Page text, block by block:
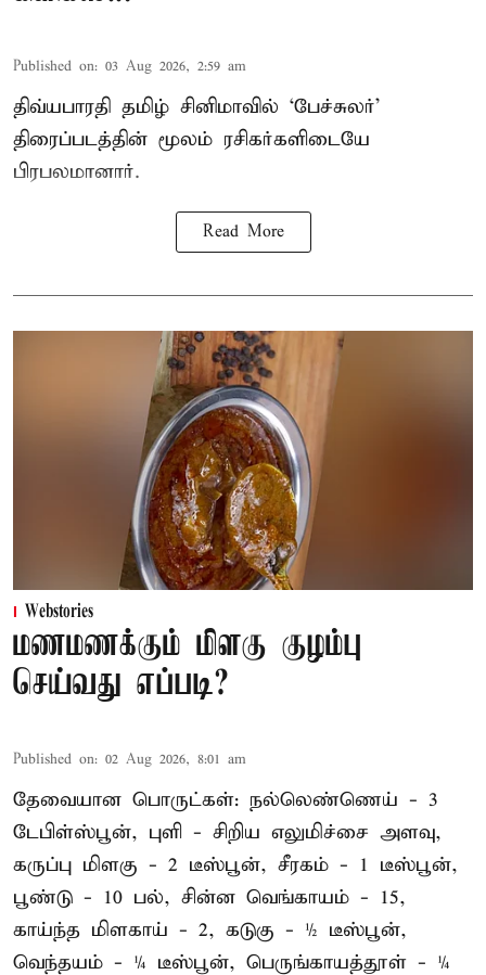
Published on: 03 Aug 2026, 2:59 am
திவ்யபாரதி தமிழ் சினிமாவில் ‘பேச்சுலர்’
திரைப்படத்தின் மூலம் ரசிகர்களிடையே
பிரபலமானார்.
Read More
Webstories
மணமணக்கும் மிளகு குழம்பு
செய்வது எப்படி?
Published on: 02 Aug 2026, 8:01 am
தேவையான பொருட்கள்: நல்லெண்ணெய் - 3
டேபிள்ஸ்பூன், புளி - சிறிய எலுமிச்சை அளவு,
கருப்பு மிளகு - 2 டீஸ்பூன், சீரகம் - 1 டீஸ்பூன்,
பூண்டு - 10 பல், சின்ன வெங்காயம் - 15,
காய்ந்த மிளகாய் - 2, கடுகு - ½ டீஸ்பூன்,
வெந்தயம் - ¼ டீஸ்பூன், பெருங்காயத்தூள் - ¼